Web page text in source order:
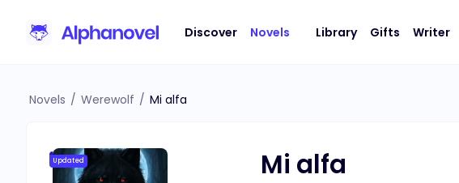
Discover Novels Library Gifts Writer
Novels / Werewolf / Mi alfa
Updated Mi alfa